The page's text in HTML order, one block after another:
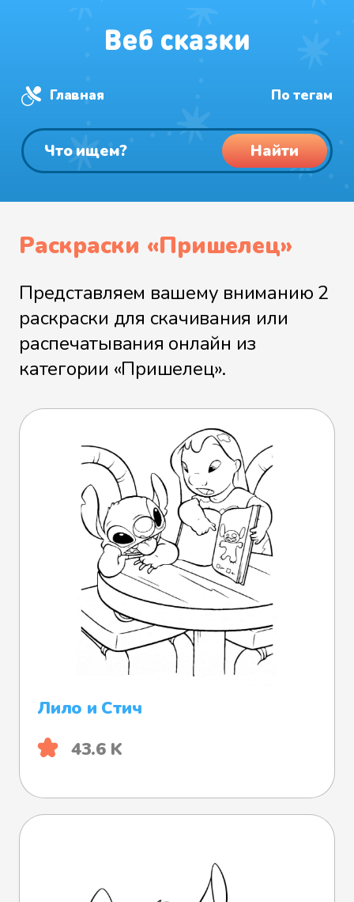
Главная По тегам
Найти
Раскраски «Пришелец»
Представляем вашему вниманию 2
раскраски для скачивания или
распечатывания онлайн из
категории «Пришелец».
Лило и Стич
43.6 K